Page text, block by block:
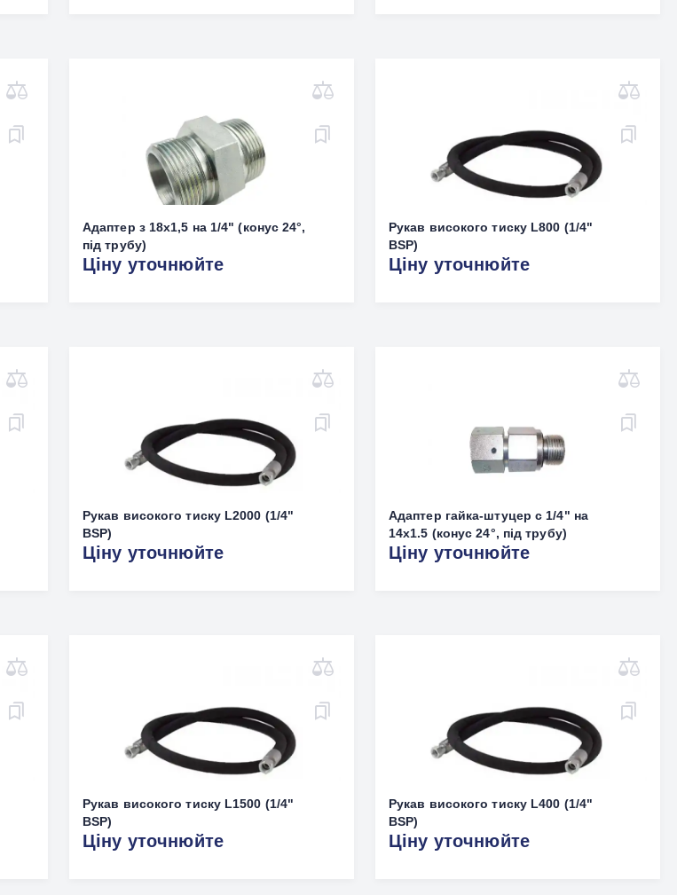
Адаптер з 18х1,5 на 1/4" (конус 24°,
під трубу)
Ціну уточнюйте
Рукав високого тиску L800 (1/4"
BSP)
Ціну уточнюйте
Рукав високого тиску L2000 (1/4"
BSP)
Ціну уточнюйте
Адаптер гайка-штуцер с 1/4" на
14x1.5 (конус 24°, під трубу)
Ціну уточнюйте
Рукав високого тиску L1500 (1/4"
BSP)
Ціну уточнюйте
Рукав високого тиску L400 (1/4"
BSP)
Ціну уточнюйте